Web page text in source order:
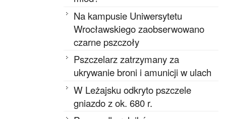
Na kampusie Uniwersytetu
Wrocławskiego zaobserwowano
czarne pszczoły
Pszczelarz zatrzymany za
ukrywanie broni i amunicji w ulach
W Leżajsku odkryto pszczele
gniazdo z ok. 680 r.